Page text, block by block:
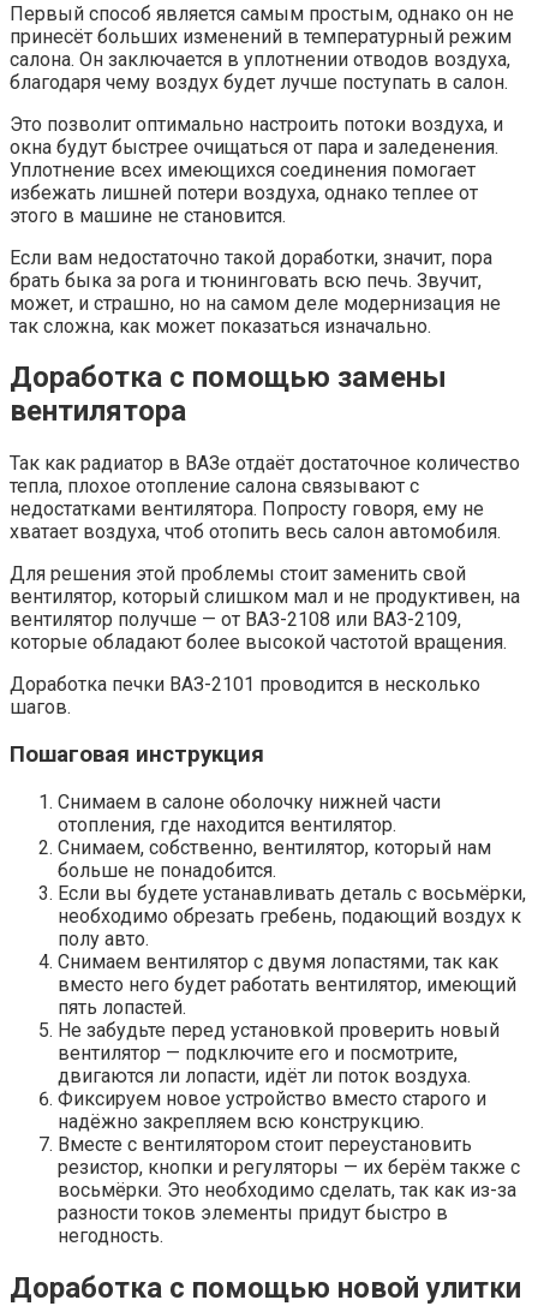
Первый способ является самым простым, однако он не
принесёт больших изменений в температурный режим
салона. Он заключается в уплотнении отводов воздуха,
благодаря чему воздух будет лучше поступать в салон.
Это позволит оптимально настроить потоки воздуха, и
окна будут быстрее очищаться от пара и заледенения.
Уплотнение всех имеющихся соединения помогает
избежать лишней потери воздуха, однако теплее от
этого в машине не становится.
Если вам недостаточно такой доработки, значит, пора
брать быка за рога и тюнинговать всю печь. Звучит,
может, и страшно, но на самом деле модернизация не
так сложна, как может показаться изначально.
Доработка с помощью замены
вентилятора
Так как радиатор в ВАЗе отдаёт достаточное количество
тепла, плохое отопление салона связывают с
недостатками вентилятора. Попросту говоря, ему не
хватает воздуха, чтоб отопить весь салон автомобиля.
Для решения этой проблемы стоит заменить свой
вентилятор, который слишком мал и не продуктивен, на
вентилятор получше — от ВАЗ-2108 или ВАЗ-2109,
которые обладают более высокой частотой вращения.
Доработка печки ВАЗ-2101 проводится в несколько
шагов.
Пошаговая инструкция
Снимаем в салоне оболочку нижней части
отопления, где находится вентилятор.
Снимаем, собственно, вентилятор, который нам
больше не понадобится.
Если вы будете устанавливать деталь с восьмёрки,
необходимо обрезать гребень, подающий воздух к
полу авто.
Снимаем вентилятор с двумя лопастями, так как
вместо него будет работать вентилятор, имеющий
пять лопастей.
Не забудьте перед установкой проверить новый
вентилятор — подключите его и посмотрите,
двигаются ли лопасти, идёт ли поток воздуха.
Фиксируем новое устройство вместо старого и
надёжно закрепляем всю конструкцию.
Вместе с вентилятором стоит переустановить
резистор, кнопки и регуляторы — их берём также с
восьмёрки. Это необходимо сделать, так как из-за
разности токов элементы придут быстро в
негодность.
Доработка с помощью новой улитки